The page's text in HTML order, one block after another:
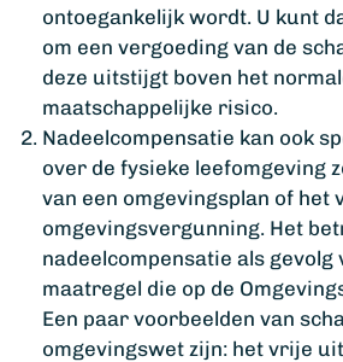
ontoegankelijk wordt. U kunt
om een vergoeding van de
deze uitstijgt boven het
maatschappelijke risico.
Nadeelcompensatie kan ook
over de fysieke leefomgeving
van een omgevingsplan of het
omgevingsvergunning. Het
nadeelcompensatie als gevolg
maatregel die op de
Een paar voorbeelden van
omgevingswet zijn: het vrije